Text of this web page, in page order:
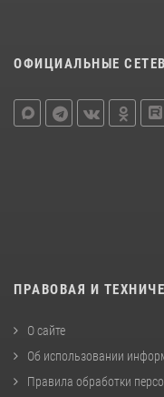
ОФИЦИАЛЬНЫЕ
ПРАВОВАЯ И
О сайте
Об использовании
Правила обработки